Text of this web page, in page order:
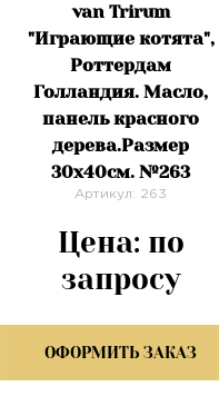
van Trirum
"Играющие котята",
Роттердам
Голландия. Масло,
панель красного
дерева.Размер
30х40см. №263
Артикул: 263
Цена: по
запросу
ОФОРМИТЬ ЗАКАЗ